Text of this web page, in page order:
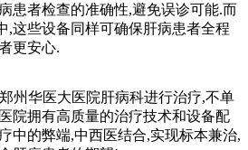
患者检查的准确性,避免误诊可能.而
,这些设备同样可确保肝病患者全程
更安心.
华医大医院肝病科进行治疗,不单
院拥有高质量的治疗技术和设备配
中的弊端,中西医结合,实现标本兼治,